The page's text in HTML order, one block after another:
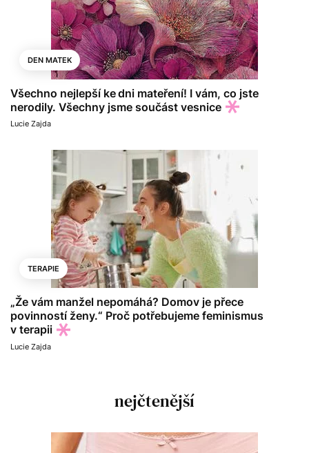
DEN MATEK
Všechno nejlepší ke dni mateření! I vám, co jste
nerodily. Všechny jsme součást vesnice
Lucie Zajda
TERAPIE
„Že vám manžel nepomáhá? Domov je přece
povinností ženy.“ Proč potřebujeme feminismus
v terapii
Lucie Zajda
nejčtenější